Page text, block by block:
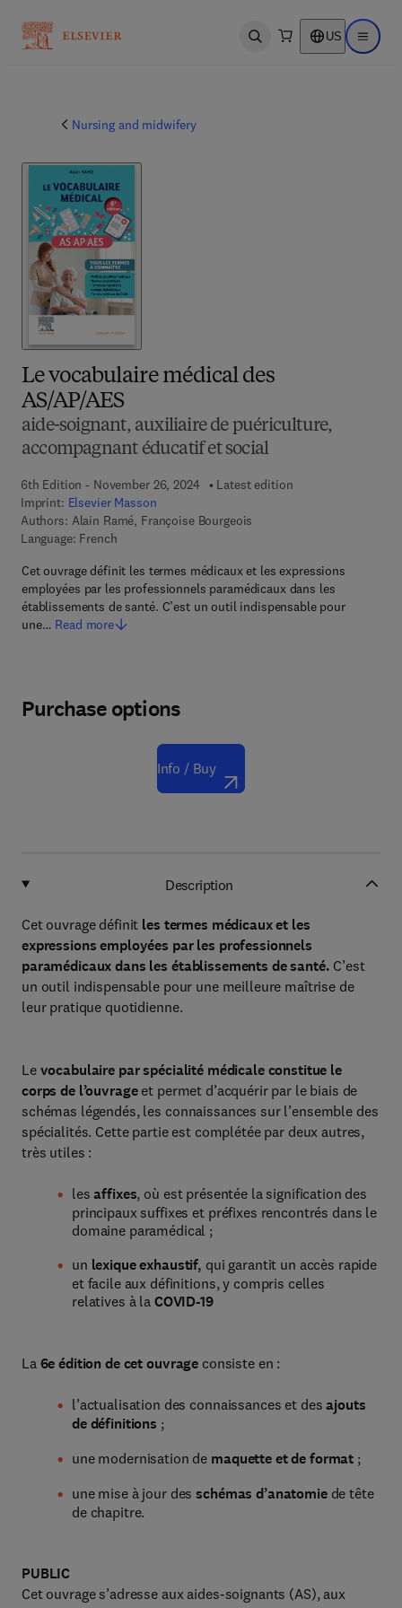
Open search US Open
Nursing and midwifery
Le vocabulaire médical des
AS/AP/AES
aide-soignant, auxiliaire de puériculture,
accompagnant éducatif et social
6th Edition - November 26, 2024
Latest edition
Imprint: Elsevier Masson
Authors: Alain Ramé, Françoise Bourgeois
Language: French
Cet ouvrage définit les termes médicaux et les expressions
employées par les professionnels paramédicaux dans les
établissements de santé. C’est un outil indispensable pour
une… Read more
Purchase options
Info / Buy
Description
Cet ouvrage définit les termes médicaux et les
expressions employées par les professionnels
paramédicaux dans les établissements de santé. C’est
un outil indispensable pour une meilleure maîtrise de
leur pratique quotidienne.
Le vocabulaire par spécialité médicale constitue le
corps de l’ouvrage et permet d’acquérir par le biais de
schémas légendés, les connaissances sur l’ensemble des
spécialités. Cette partie est complétée par deux autres,
très utiles :
lesaffixes, où est présentée la signification des
principaux suffixes et préfixes rencontrés dans le
domaine paramédical ;
un lexique exhaustif, qui garantit un accès rapide
et facile aux définitions, y compris celles
relatives à la COVID-19
La 6e édition de cet ouvrage consiste en :
l’actualisation des connaissances et desajouts
de définitions ;
une modernisation de maquette et de format ;
une mise à jour desschémas d’anatomiede tête
de chapitre.
PUBLIC
Cet ouvrage s’adresse aux aides-soignants (AS), aux